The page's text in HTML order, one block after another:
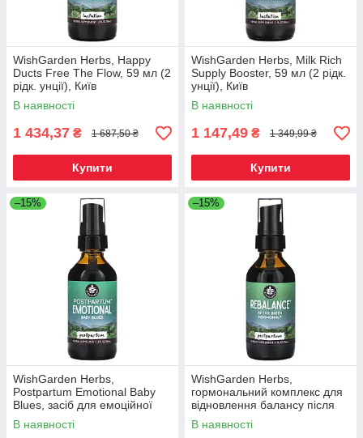
WishGarden Herbs, Happy
Ducts Free The Flow, 59 мл (2
рідк. унції), Київ
В наявності
1 434,37 ₴ 1 687,50 ₴
Купити
WishGarden Herbs, Milk Rich
Supply Booster, 59 мл (2 рідк.
унції), Київ
В наявності
1 147,49 ₴ 1 349,99 ₴
Купити
–15%
WishGarden Herbs,
Postpartum Emotional Baby
Blues, засіб для емоційної
підтримки після пологів, 59
мл (2, Київ
В наявності
–15%
WishGarden Herbs,
гормональний комплекс для
відновлення балансу після
пологів, 59 мл (2 рідк. унції),
Київ
В наявності